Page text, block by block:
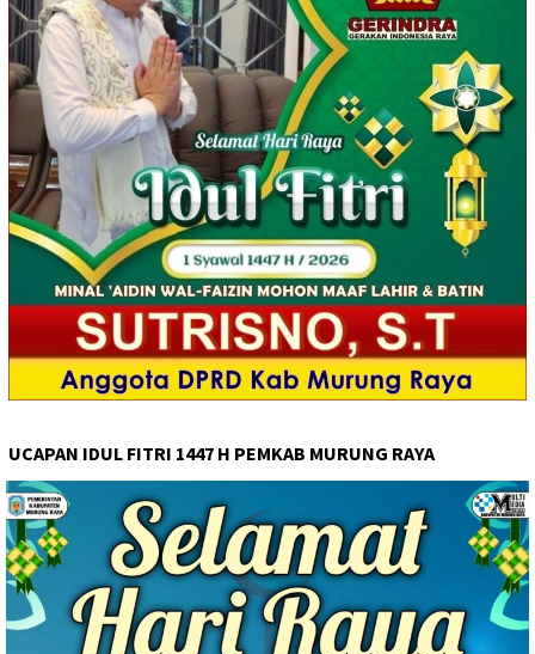
UCAPAN IDUL FITRI 1447 H PEMKAB MURUNG RAYA